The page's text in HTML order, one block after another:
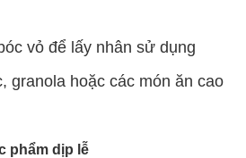
vỏ để lấy nhân sử dụng
granola hoặc các món ăn cao
phẩm dịp lễ